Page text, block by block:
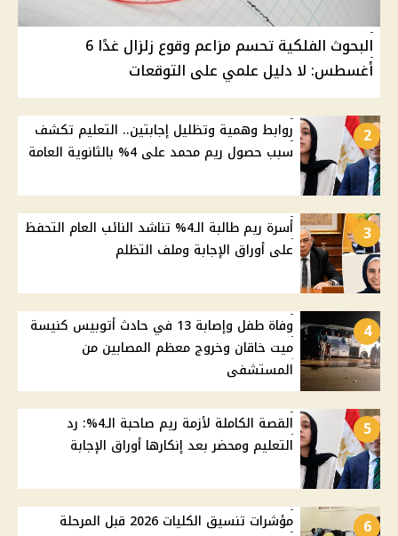
البحوث الفلكية تحسم مزاعم وقوع زلزال غدًا 6
أغسطس: لا دليل علمي على التوقعات
2
روابط وهمية وتظليل إجابتين.. التعليم تكشف
سبب حصول ريم محمد على 4% بالثانوية العامة
3
أسرة ريم طالبة الـ4% تناشد النائب العام التحفظ
على أوراق الإجابة وملف التظلم
4
وفاة طفل وإصابة 13 في حادث أتوبيس كنيسة
ميت خاقان وخروج معظم المصابين من
المستشفى
5
القصة الكاملة لأزمة ريم صاحبة الـ4%: رد
التعليم ومحضر بعد إنكارها أوراق الإجابة
6
مؤشرات تنسيق الكليات 2026 قبل المرحلة